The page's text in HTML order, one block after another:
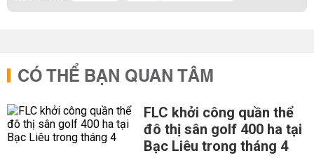
CÓ THỂ BẠN QUAN TÂM
FLC khởi công quần thể
đô thị sân golf 400 ha tại
Bạc Liêu trong tháng 4